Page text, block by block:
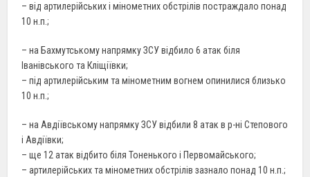
– від артилерійських і мінометних обстрілів постраждало понад
10 н.п.;
– на Бахмутському напрямку ЗСУ відбило 6 атак біля
Іванівського та Кліщіївки;
– під артилерійським та мінометним вогнем опинилися близько
10 н.п.;
– на Авдіївському напрямку ЗСУ відбили 8 атак в р-ні Степового
і Авдіївки;
– ще 12 атак відбито біля Тоненького і Первомайського;
– артилерійських та мінометних обстрілів зазнало понад 10 н.п.;